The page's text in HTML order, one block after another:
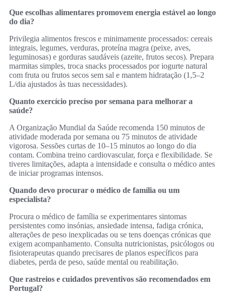
Que escolhas alimentares promovem energia estável ao longo
do dia?
Privilegia alimentos frescos e minimamente processados: cereais
integrais, legumes, verduras, proteína magra (peixe, aves,
leguminosas) e gorduras saudáveis (azeite, frutos secos). Prepara
marmitas simples, troca snacks processados por iogurte natural
com fruta ou frutos secos sem sal e mantem hidratação (1,5–2
L/dia ajustados às tuas necessidades).
Quanto exercício preciso por semana para melhorar a
saúde?
A Organização Mundial da Saúde recomenda 150 minutos de
atividade moderada por semana ou 75 minutos de atividade
vigorosa. Sessões curtas de 10–15 minutos ao longo do dia
contam. Combina treino cardiovascular, força e flexibilidade. Se
tiveres limitações, adapta a intensidade e consulta o médico antes
de iniciar programas intensos.
Quando devo procurar o médico de família ou um
especialista?
Procura o médico de família se experimentares sintomas
persistentes como insónias, ansiedade intensa, fadiga crónica,
alterações de peso inexplicadas ou se tens doenças crónicas que
exigem acompanhamento. Consulta nutricionistas, psicólogos ou
fisioterapeutas quando precisares de planos específicos para
diabetes, perda de peso, saúde mental ou reabilitação.
Que rastreios e cuidados preventivos são recomendados em
Portugal?